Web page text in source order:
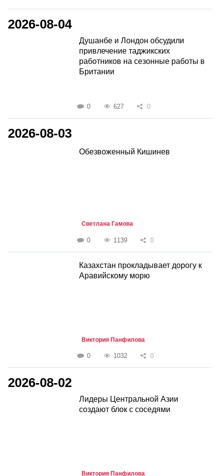
2026-08-04
Душанбе и Лондон обсудили
привлечение таджикских
работников на сезонные работы в
Британии
0 627 0
2026-08-03
Обезвоженный Кишинев
Светлана Гамова
0 1139 0
Казахстан прокладывает дорогу к
Аравийскому морю
Виктория Панфилова
0 1032 0
2026-08-02
Лидеры Центральной Азии
создают блок с соседями
Виктория Панфилова